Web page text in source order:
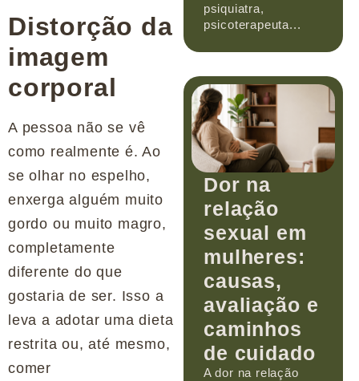
Distorção da
imagem
corporal
A pessoa não se vê
como realmente é. Ao
se olhar no espelho,
enxerga alguém muito
gordo ou muito magro,
completamente
diferente do que
gostaria de ser. Isso a
leva a adotar uma dieta
restrita ou, até mesmo,
comer
psiquiatra,
psicoterapeuta...
Dor na
relação
sexual em
mulheres:
causas,
avaliação e
caminhos
de cuidado
A dor na relação